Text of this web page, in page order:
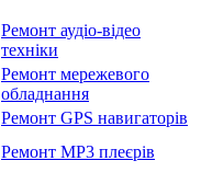
Ремонт аудіо-відео
техніки
Ремонт мережевого
обладнання
Ремонт GPS навигаторів
Ремонт MP3 плеєрів